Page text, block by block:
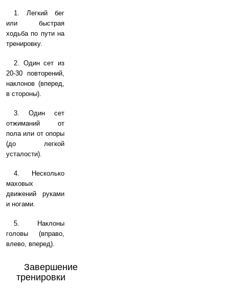
1. Легкий бег
или быстрая
ходьба по пути на
тренировку.
2. Один сет из
20-30 повторений,
наклонов (вперед,
в стороны).
3. Один сет
отжиманий от
пола или от опоры
(до легкой
усталости).
4. Несколько
маховых
движений руками
и ногами.
5. Наклоны
головы (вправо,
влево, вперед).
Завершение
тренировки